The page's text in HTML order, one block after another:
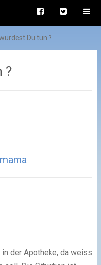
Du tun ?
?
der Apotheke, da weiss